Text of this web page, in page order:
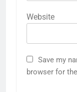
Website
Save my
browser for